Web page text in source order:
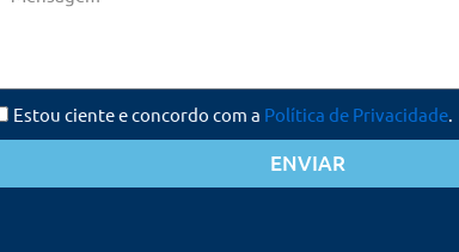
Estou ciente e concordo com a Política de Privacidade
ENVIAR